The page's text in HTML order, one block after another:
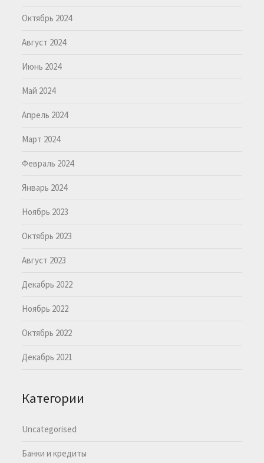
Октябрь 2024
Август 2024
Июнь 2024
Май 2024
Апрель 2024
Март 2024
Февраль 2024
Январь 2024
Ноябрь 2023
Октябрь 2023
Август 2023
Декабрь 2022
Ноябрь 2022
Октябрь 2022
Декабрь 2021
Категории
Uncategorised
Банки и кредиты